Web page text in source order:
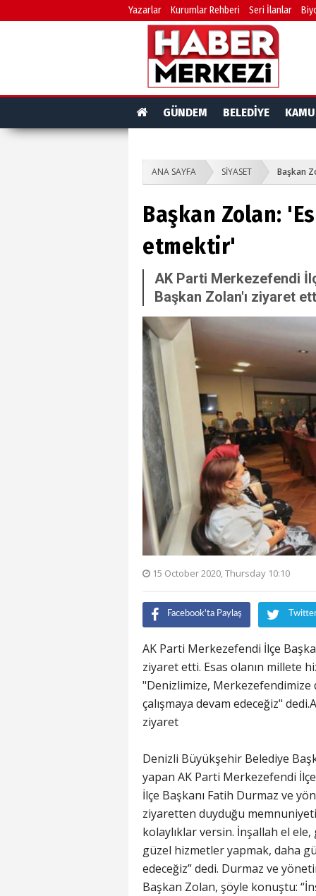
Yazarlar Kurumlar Rehberi Seri İlanlar
GÜNDEM BELEDİYE KAMU
ANA SAYFA SİYASET Başkan
Başkan Zolan:
etmektir'
AK Parti Merkezefendi
Başkan Zolan'ı ziyaret
15 October 2020, Thursday 10:10
Facebook'ta Paylaş
AK Parti Merkezefendi İlçe
ziyaret etti. Esas olanın millete
"Denizlimize,
çalışmaya devam edeceğiz"
ziyaret
Denizli Büyükşehir Belediye
yapan AK Parti Merkezefendi
İlçe Başkanı Fatih Durmaz ve
ziyaretten duyduğu
kolaylıklar versin. İnşallah el
güzel hizmetler yapmak, daha
edeceğiz” dedi. Durmaz ve
Başkan Zolan, şöyle konuştu: